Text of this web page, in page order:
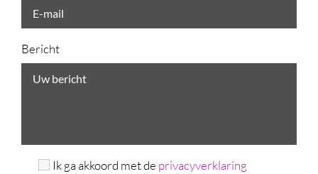
Bericht
Ik ga akkoord met de privacyverklaring